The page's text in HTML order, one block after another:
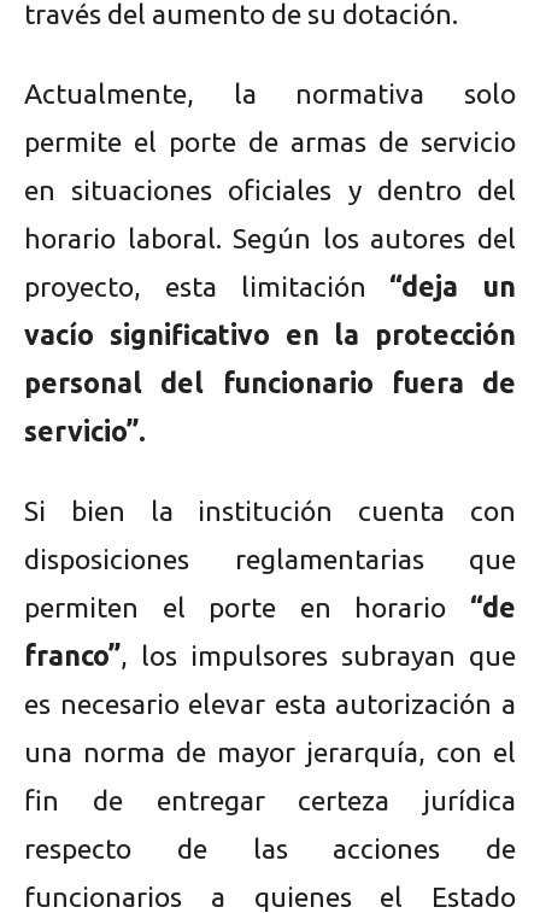
través del aumento de su dotación.
Actualmente, la normativa solo
permite el porte de armas de servicio
en situaciones oficiales y dentro del
horario laboral. Según los autores del
proyecto, esta limitación “deja un
vacío significativo en la protección
personal del funcionario fuera de
servicio”.
Si bien la institución cuenta con
disposiciones reglamentarias que
permiten el porte en horario “de
franco”, los impulsores subrayan que
es necesario elevar esta autorización a
una norma de mayor jerarquía, con el
fin de entregar certeza jurídica
respecto de las acciones de
funcionarios a quienes el Estado